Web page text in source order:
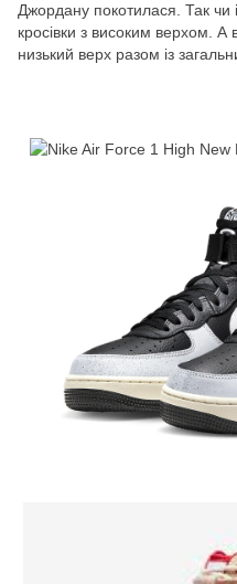
Джордану покотилася. Так чи
кросівки з високим верхом.
низький верх разом із